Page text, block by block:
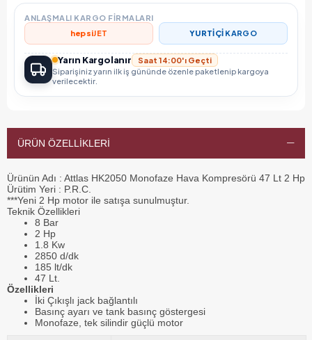
ANLAŞMALI KARGO FIRMALARI
hepsiJET YURTİÇİ KARGO
Yarın Kargolanır
Saat 14:00'ı Geçti
Siparişiniz yarın ilk iş gününde özenle paketlenip kargoya
verilecektir.
ÜRÜN ÖZELLIKLERI
Ürünün Adı : Attlas HK2050 Monofaze Hava Kompresörü 47 Lt 2 Hp
Ürütim Yeri : P.R.C.
***Yeni 2 Hp motor ile satışa sunulmuştur.
Teknik Özellikleri
8 Bar
2 Hp
1.8 Kw
2850 d/dk
185 lt/dk
47 Lt.
Özellikleri
İki Çıkışlı jack bağlantılı
Basınç ayarı ve tank basınç göstergesi
Monofaze, tek silindir güçlü motor